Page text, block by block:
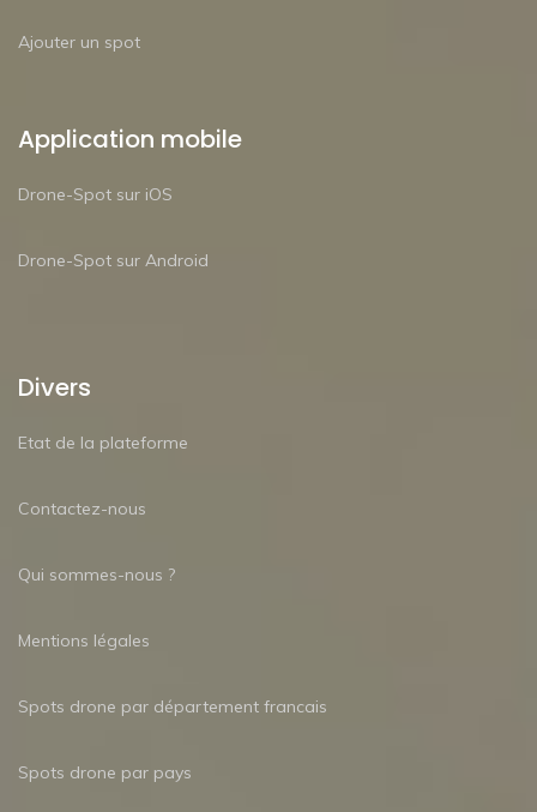
Ajouter un spot
Application mobile
Drone-Spot sur iOS
Drone-Spot sur Android
Divers
Etat de la plateforme
Contactez-nous
Qui sommes-nous ?
Mentions légales
Spots drone par département francais
Spots drone par pays